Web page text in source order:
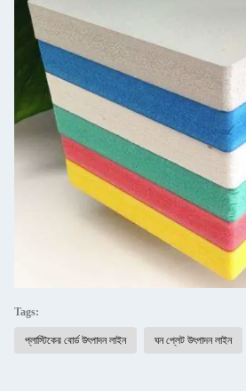
Tags:
প্লাস্টিকের বোর্ড উৎপাদন লাইন ঘন প্লেট উৎপাদন লাইন